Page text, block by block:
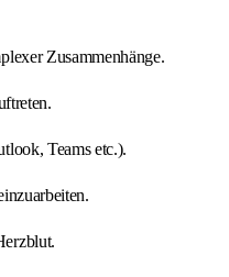
Zusammenhänge.
Teams etc.).